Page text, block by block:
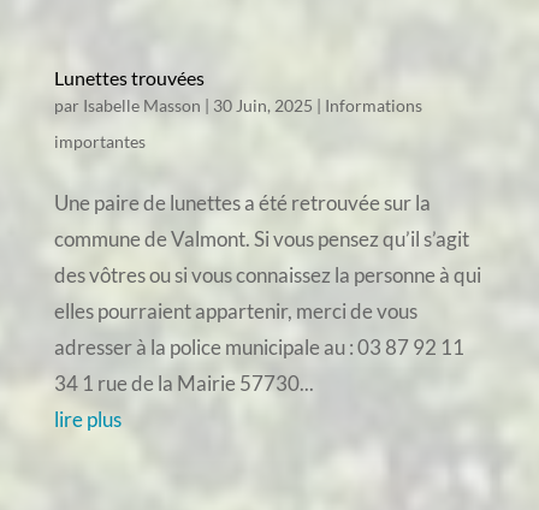
Lunettes trouvées
par Isabelle Masson | 30 Juin, 2025 | Informations
importantes
Une paire de lunettes a été retrouvée sur la
commune de Valmont. Si vous pensez qu’il s’agit
des vôtres ou si vous connaissez la personne à qui
elles pourraient appartenir, merci de vous
adresser à la police municipale au : 03 87 92 11
34 1 rue de la Mairie 57730...
lire plus